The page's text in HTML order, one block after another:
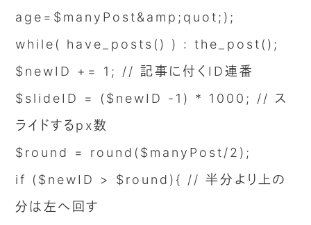
age=$manyPost&amp;quot;);
while( have_posts() ) : the_post();
$newID += 1; // 記事に付くID連番
$slideID = ($newID -1) * 1000; // ス
ライドするpx数
$round = round($manyPost/2);
if ($newID > $round){ // 半分より上の
分は左へ回す